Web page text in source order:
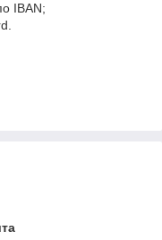
IBAN;